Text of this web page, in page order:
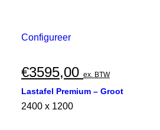
Configureer
€3595,00 ex. BTW
Lastafel Premium – Groot
2400 x 1200